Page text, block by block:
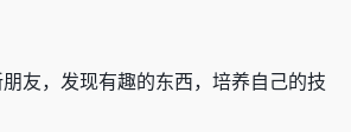
友，发现有趣的东西，培养自己的技